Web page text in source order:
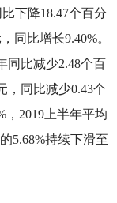
下降18.47个百分
同比增长9.40%。
同比减少2.48个百
，同比减少0.43个
，2019上半年平均
5.68%持续下滑至